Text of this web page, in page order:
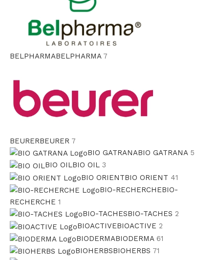
BELPHARMABELPHARMA 7
BEURERBEURER 7
BIO GATRANABIO GATRANA 5
BIO OILBIO OIL 3
BIO ORIENTBIO ORIENT 41
BIO-RECHERCHEBIO-
RECHERCHE 1
BIO-TACHESBIO-TACHES 2
BIOACTIVEBIOACTIVE 2
BIODERMABIODERMA 61
BIOHERBSBIOHERBS 71